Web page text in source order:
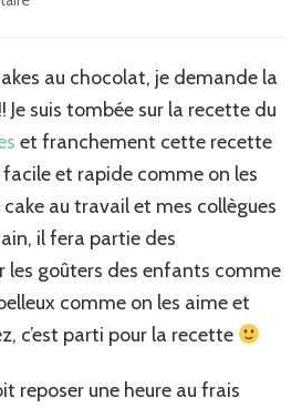
au chocolat, je demande la
Je suis tombée sur la recette du
et franchement cette recette
et rapide comme on les
cake au travail et mes collègues
il fera partie des
les goûters des enfants comme
comme on les aime et
c’est parti pour la recette
reposer une heure au frais